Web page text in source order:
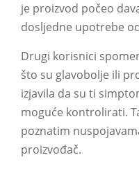
je proizvod počeo
dosljedne upotrebe
Drugi korisnici
što su glavobolje ili
izjavila da su ti
moguće kontrolirati.
poznatim
proizvođač.